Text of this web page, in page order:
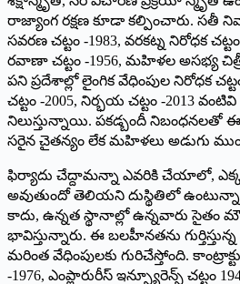
రాజ్యాంగ రక్షణ కూడా కల్పించారు. సతీ
సవరణ చట్టం -1983, వరకట్న నిరోధక
రవాణా చట్టం -1956, మహిళల అసభ్య
పని ప్రదేశాల్లో లైంగిక వేధింపుల నిరోధక
చట్టం -2005, నిర్భయ చట్టం -2013
నిలుస్తున్నాయి. పకడ్బందీ నిబంధనలతో
సరైన చైతన్యం లేక మహిళలు అడుగు
ఫిర్యాదు చేద్దామన్నా ఎవరికి చేయాలో,
అవుతుందో తెలియని దుస్థితిలో
కాదు, ఉన్నత స్థానాల్లో ఉన్నవారు సైతం
భావిస్తున్నారు. ఈ బలహీనతను
మరింత వేధింపులకు గురిచేస్తోంది.
-1976, ఎంప్లారురీస్‌ ఇన్స్యూరెన్స్‌ చట్టం